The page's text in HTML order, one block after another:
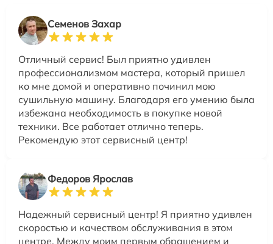
Семенов Захар
Отличный сервис! Был приятно удивлен
профессионализмом мастера, который пришел
ко мне домой и оперативно починил мою
сушильную машину. Благодаря его умению была
избежана необходимость в покупке новой
техники. Все работает отлично теперь.
Рекомендую этот сервисный центр!
Федоров Ярослав
Надежный сервисный центр! Я приятно удивлен
скоростью и качеством обслуживания в этом
центре. Между моим первым обращением и